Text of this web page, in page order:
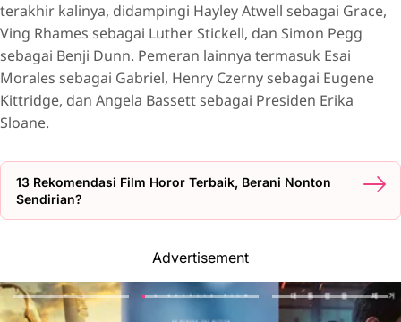
terakhir kalinya, didampingi Hayley Atwell sebagai Grace,
Ving Rhames sebagai Luther Stickell, dan Simon Pegg
sebagai Benji Dunn. Pemeran lainnya termasuk Esai
Morales sebagai Gabriel, Henry Czerny sebagai Eugene
Kittridge, dan Angela Bassett sebagai Presiden Erika
Sloane.
13 Rekomendasi Film Horor Terbaik, Berani Nonton
Sendirian?
Advertisement